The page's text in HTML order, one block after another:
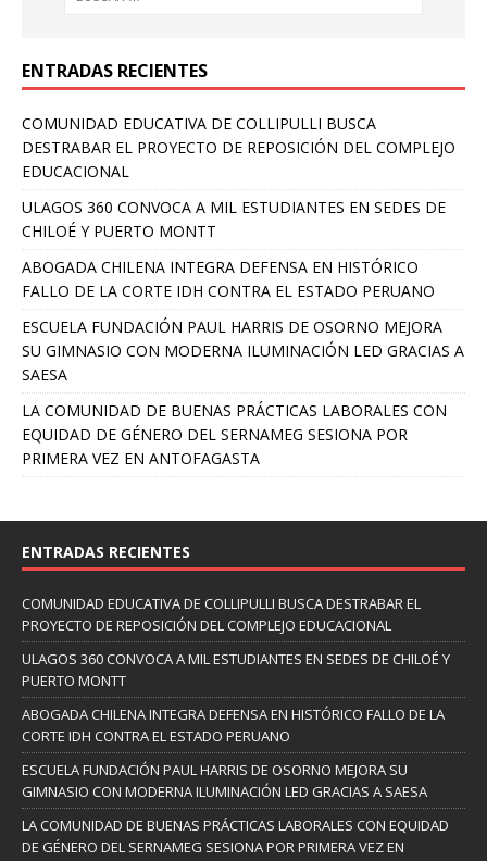
ENTRADAS RECIENTES
COMUNIDAD EDUCATIVA DE COLLIPULLI BUSCA
DESTRABAR EL PROYECTO DE REPOSICIÓN DEL COMPLEJO
EDUCACIONAL
ULAGOS 360 CONVOCA A MIL ESTUDIANTES EN SEDES DE
CHILOÉ Y PUERTO MONTT
ABOGADA CHILENA INTEGRA DEFENSA EN HISTÓRICO
FALLO DE LA CORTE IDH CONTRA EL ESTADO PERUANO
ESCUELA FUNDACIÓN PAUL HARRIS DE OSORNO MEJORA
SU GIMNASIO CON MODERNA ILUMINACIÓN LED GRACIAS A
SAESA
LA COMUNIDAD DE BUENAS PRÁCTICAS LABORALES CON
EQUIDAD DE GÉNERO DEL SERNAMEG SESIONA POR
PRIMERA VEZ EN ANTOFAGASTA
ENTRADAS RECIENTES
COMUNIDAD EDUCATIVA DE COLLIPULLI BUSCA DESTRABAR EL
PROYECTO DE REPOSICIÓN DEL COMPLEJO EDUCACIONAL
ULAGOS 360 CONVOCA A MIL ESTUDIANTES EN SEDES DE CHILOÉ Y
PUERTO MONTT
ABOGADA CHILENA INTEGRA DEFENSA EN HISTÓRICO FALLO DE LA
CORTE IDH CONTRA EL ESTADO PERUANO
ESCUELA FUNDACIÓN PAUL HARRIS DE OSORNO MEJORA SU
GIMNASIO CON MODERNA ILUMINACIÓN LED GRACIAS A SAESA
LA COMUNIDAD DE BUENAS PRÁCTICAS LABORALES CON EQUIDAD
DE GÉNERO DEL SERNAMEG SESIONA POR PRIMERA VEZ EN